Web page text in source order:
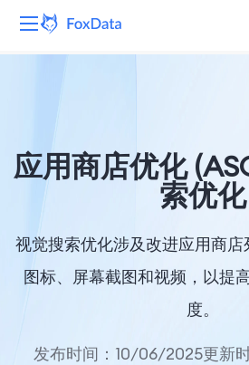
解决方案
应用商店优化
索优化
视觉搜索优化涉及改进应用商
图标、屏幕截图和视频，以提
度。
发布时间：10/06/2025更新